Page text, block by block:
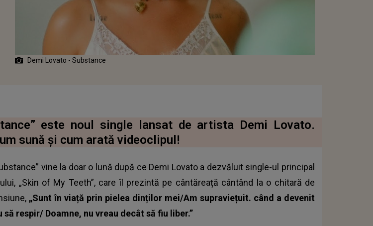
Demi Lovato - Substance
ARTICOLULeste noul single lansat de artista Demi Lovato.
sună și cum arată videoclipul!
vine la doar o lună după ce Demi Lovato a dezvăluit single-ul principal
„Skin of My Teeth”, care îl prezintă pe cântăreață cântând la o chitară de
„Sunt în viață prin pielea dinților mei/Am supraviețuit. când a devenit
să respir/ Doamne, nu vreau decât să fiu liber.”